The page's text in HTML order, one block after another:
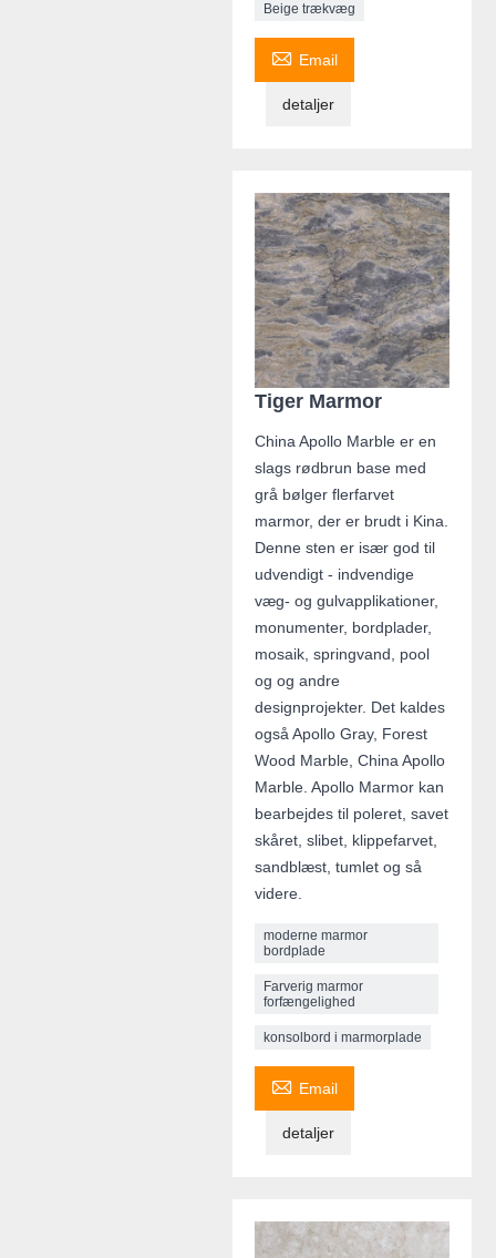
Beige trækvæg
 Email
detaljer
Tiger Marmor
China Apollo Marble er en
slags rødbrun base med
grå bølger flerfarvet
marmor, der er brudt i Kina.
Denne sten er især god til
udvendigt - indvendige
væg- og gulvapplikationer,
monumenter, bordplader,
mosaik, springvand, pool
og og andre
designprojekter. Det kaldes
også Apollo Gray, Forest
Wood Marble, China Apollo
Marble. Apollo Marmor kan
bearbejdes til poleret, savet
skåret, slibet, klippefarvet,
sandblæst, tumlet og så
videre.
moderne marmor
bordplade
Farverig marmor
forfængelighed
konsolbord i marmorplade
 Email
detaljer